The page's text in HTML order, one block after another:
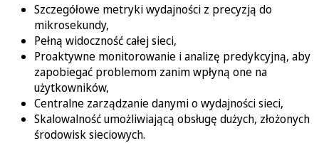
Szczegółowe metryki wydajności z precyzją do
mikrosekundy,
Pełną widoczność całej sieci,
Proaktywne monitorowanie i analizę predykcyjną, aby
zapobiegać problemom zanim wpłyną one na
użytkowników,
Centralne zarządzanie danymi o wydajności sieci,
Skalowalność umożliwiającą obsługę dużych, złożonych
środowisk sieciowych.